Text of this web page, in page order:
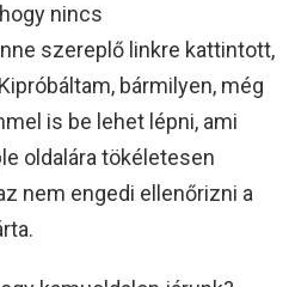
nincs
szereplő linkre kattintott,
bármilyen, még
is be lehet lépni, ami
oldalára tökéletesen
nem engedi ellenőrizni a